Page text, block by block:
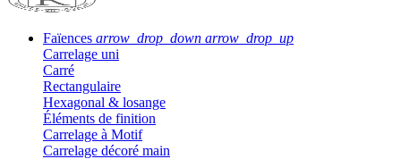
Faïences arrow_drop_down arrow_drop_up
Carrelage uni
Carré
Rectangulaire
Hexagonal & losange
Éléments de finition
Carrelage à Motif
Carrelage décoré main